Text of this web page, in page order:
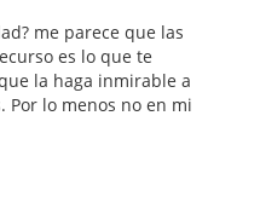
me parece que las
es lo que te
la haga inmirable a
Por lo menos no en mi